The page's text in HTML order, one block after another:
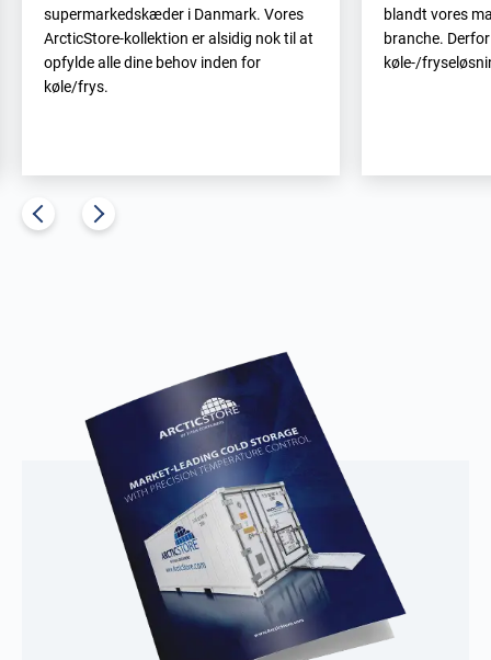
supermarkedskæder i Danmark. Vores
ArcticStore-kollektion er alsidig nok til at
opfylde alle dine behov inden for
køle/frys.
blandt vores
branche.
køle-/